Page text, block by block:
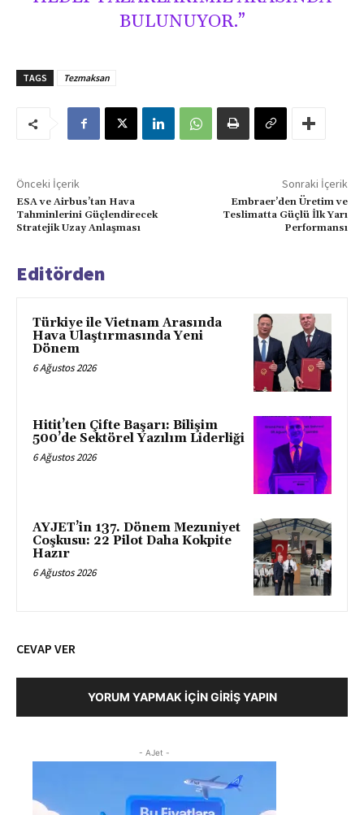
BULUNUYOR.”
TAGS Tezmaksan
Önceki İçerik
ESA ve Airbus’tan Hava
Tahminlerini Güçlendirecek
Stratejik Uzay Anlaşması
Sonraki İçerik
Embraer’den Üretim ve
Teslimatta Güçlü İlk Yarı
Performansı
Editörden
Türkiye ile Vietnam Arasında
Hava Ulaştırmasında Yeni
Dönem
6 Ağustos 2026
Hitit’ten Çifte Başarı: Bilişim
500’de Sektörel Yazılım Liderliği
6 Ağustos 2026
AYJET’in 137. Dönem Mezuniyet
Coşkusu: 22 Pilot Daha Kokpite
Hazır
6 Ağustos 2026
CEVAP VER
YORUM YAPMAK İÇIN GIRIŞ YAPIN
- AJet -